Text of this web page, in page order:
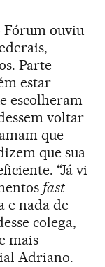
Fórum ouviu
Parte
estar
escolheram
voltar
que
que sua
“Já vi
fast
e nada de
colega,
mais
Adriano.